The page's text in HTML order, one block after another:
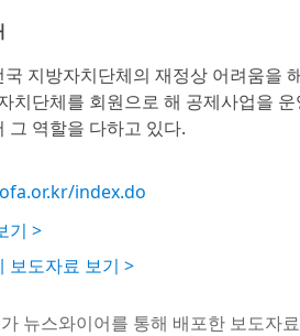
지방자치단체의 재정상 어려움을
치단체를 회원으로 해 공제사업을
그 역할을 다하고 있다.
index.do
기 >
보도자료 보기 >
가 뉴스와이어를 통해 배포한 보도자